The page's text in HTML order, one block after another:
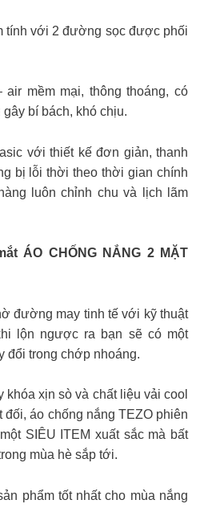
tính với 2 đường sọc được phối
mềm mại, thông thoáng, có
bí bách, khó chịu.
với thiết kế đơn giản, thanh
bị lỗi thời theo thời gian chính
luôn chỉnh chu và lịch lãm
ÁO CHỐNG NẮNG 2 MẶT
đường may tinh tế với kỹ thuật
lộn ngược ra bạn sẽ có một
đổi trong chớp nhoáng.
xịn sò và chất liệu vải cool
áo chống nắng TEZO phiên
SIÊU ITEM xuất sắc mà bất
mùa hè sắp tới.
phẩm tốt nhất cho mùa nắng